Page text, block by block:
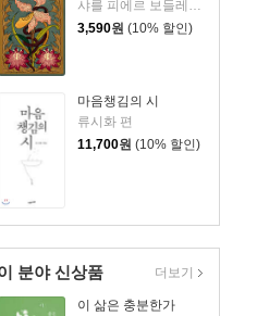
3,590원 (10% 할인)
마음챙김의 시
류시화 편
11,700원 (10% 할인)
분야 신상품
이 삶은 충분한가
더보기